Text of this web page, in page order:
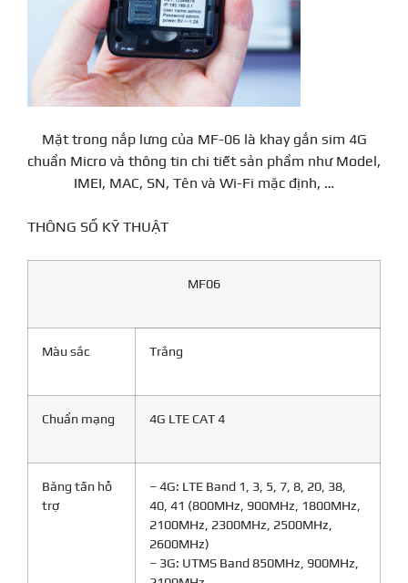
Mặt trong nắp lưng của MF-06 là khay gắn sim 4G
chuẩn Micro và thông tin chi tiết sản phẩm như Model,
IMEI, MAC, SN, Tên và Wi-Fi mặc định, …
THÔNG SỐ KỸ THUẬT
MF06
Màu sắc Trắng
Chuẩn mạng 4G LTE CAT 4
Băng tần hỗ
trợ
– 4G: LTE Band 1, 3, 5, 7, 8, 20, 38,
40, 41 (800MHz, 900MHz, 1800MHz,
2100MHz, 2300MHz, 2500MHz,
2600MHz)
– 3G: UTMS Band 850MHz, 900MHz,